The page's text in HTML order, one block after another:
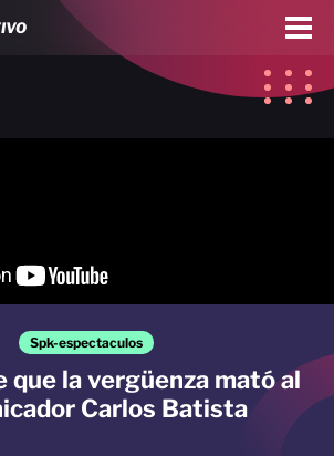
Spk-espectaculos
que la vergüenza mató al
Carlos Batista